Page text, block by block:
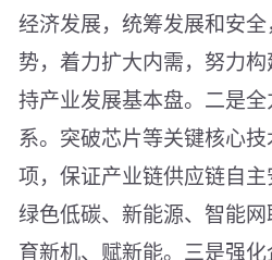
经济发展，统筹发展和安
势，着力扩大内需，努力
持产业发展基本盘。二是
系。突破芯片等关键核心
项，保证产业链供应链自
绿色低碳、新能源、智能网
育新机、赋新能。三是强